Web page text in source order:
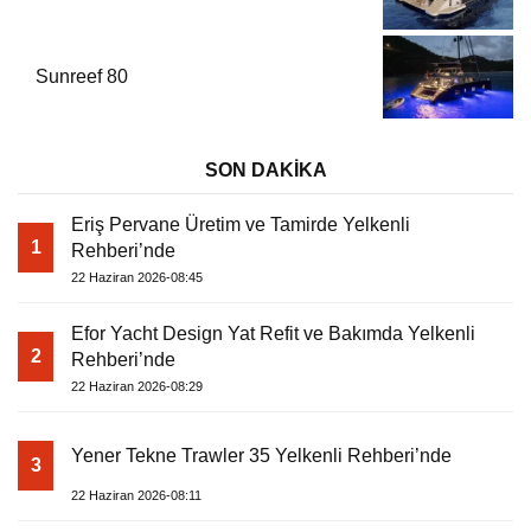
Sunreef 80
SON DAKİKA
1
Eriş Pervane Üretim ve Tamirde Yelkenli
Rehberi’nde
22 Haziran 2026-08:45
2
Efor Yacht Design Yat Refit ve Bakımda Yelkenli
Rehberi’nde
22 Haziran 2026-08:29
3 Yener Tekne Trawler 35 Yelkenli Rehberi’nde
22 Haziran 2026-08:11